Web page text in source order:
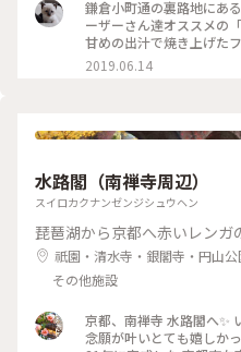
た、食べに行きたいな～ #神奈川 #鎌倉 #玉子焼き #おざわ #御
膳 #名店 #小町通り #裏 #
鎌倉小町通の裏路地にあ
ーザーさん達オススメの
甘めの出汁で焼き上げた
旨味がジュワーッと広が
ない美味しさです🌟 ・
倉 #小町通り
2019.06.14
水路閣（南禅寺周辺）
スイロカクナンゼンジシュウヘン
琵琶湖から京都へ赤いレンガ
祇園・清水寺・銀閣寺・円山公
その他施設
京都、南禅寺 水路閣へ✨
念願が叶いとても嬉しか